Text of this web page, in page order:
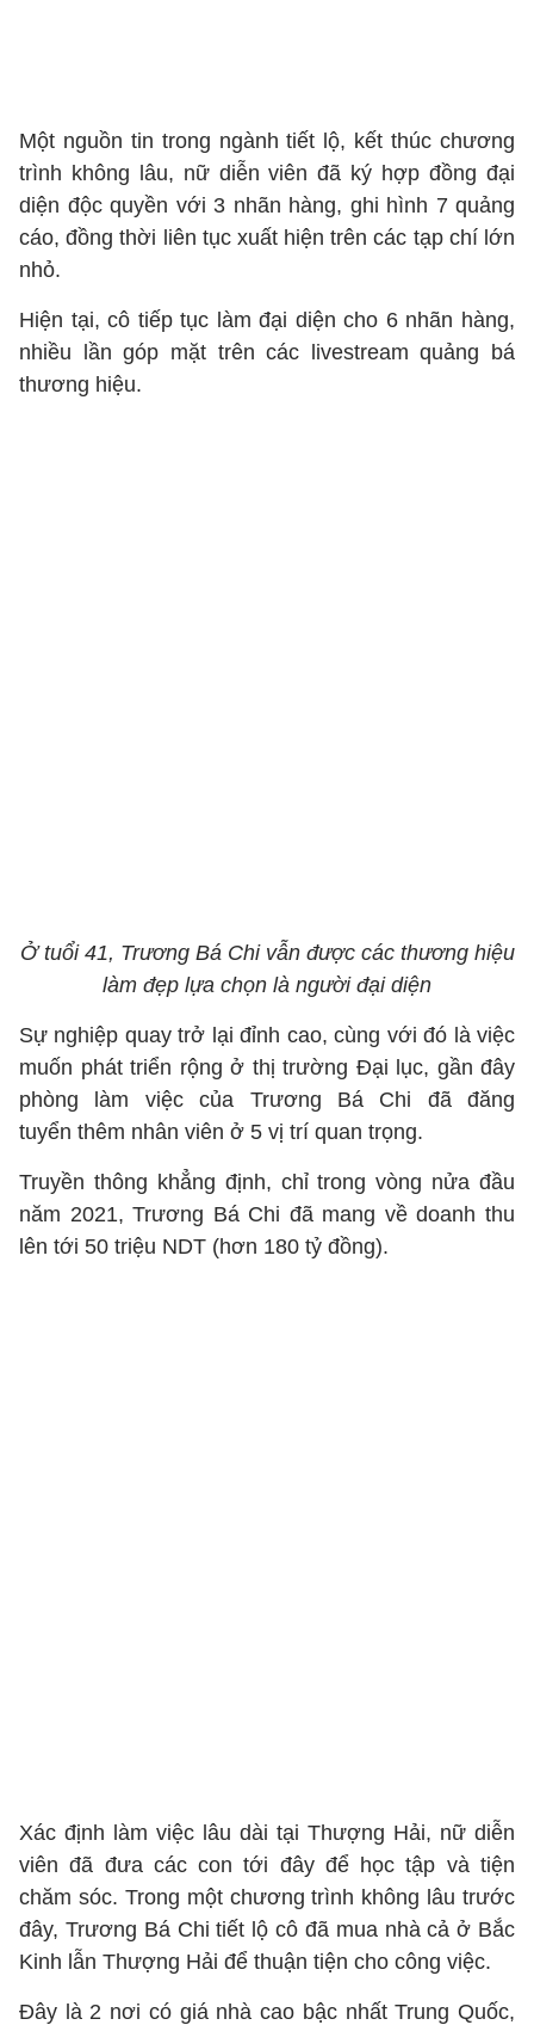
Một nguồn tin trong ngành tiết lộ, kết thúc chương
trình không lâu, nữ diễn viên đã ký hợp đồng đại
diện độc quyền với 3 nhãn hàng, ghi hình 7 quảng
cáo, đồng thời liên tục xuất hiện trên các tạp chí lớn
nhỏ.
Hiện tại, cô tiếp tục làm đại diện cho 6 nhãn hàng,
nhiều lần góp mặt trên các livestream quảng bá
thương hiệu.
Ở tuổi 41, Trương Bá Chi vẫn được các thương hiệu
làm đẹp lựa chọn là người đại diện
Sự nghiệp quay trở lại đỉnh cao, cùng với đó là việc
muốn phát triển rộng ở thị trường Đại lục, gần đây
phòng làm việc của Trương Bá Chi đã đăng
tuyển thêm nhân viên ở 5 vị trí quan trọng.
Truyền thông khẳng định, chỉ trong vòng nửa đầu
năm 2021, Trương Bá Chi đã mang về doanh thu
lên tới 50 triệu NDT (hơn 180 tỷ đồng).
Xác định làm việc lâu dài tại Thượng Hải, nữ diễn
viên đã đưa các con tới đây để học tập và tiện
chăm sóc. Trong một chương trình không lâu trước
đây, Trương Bá Chi tiết lộ cô đã mua nhà cả ở Bắc
Kinh lẫn Thượng Hải để thuận tiện cho công việc.
Đây là 2 nơi có giá nhà cao bậc nhất Trung Quốc,